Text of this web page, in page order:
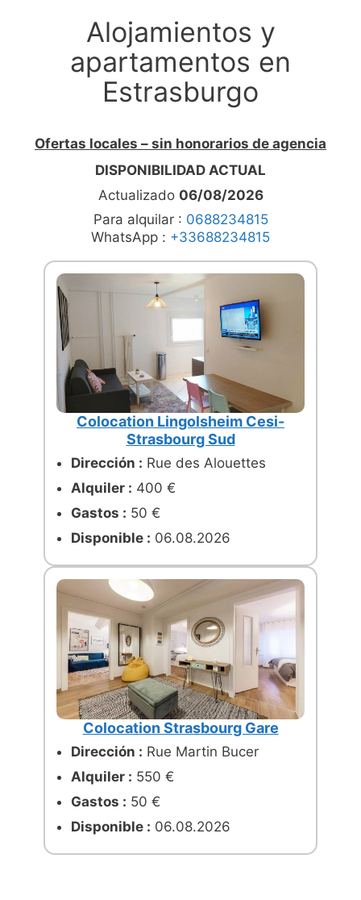
Alojamientos y
apartamentos en
Estrasburgo
Ofertas locales – sin honorarios de agencia
DISPONIBILIDAD ACTUAL
Actualizado 06/08/2026
Para alquilar : 0688234815
WhatsApp : +33688234815
Colocation Lingolsheim Cesi-
Strasbourg Sud
Dirección : Rue des Alouettes
Alquiler : 400 €
Gastos : 50 €
Disponible : 06.08.2026
Colocation Strasbourg Gare
Dirección : Rue Martin Bucer
Alquiler : 550 €
Gastos : 50 €
Disponible : 06.08.2026